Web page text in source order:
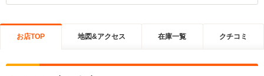
お店TOP 地図&アクセス 在庫一覧 クチコミ